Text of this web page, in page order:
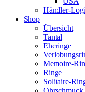
Händler-
Shop
Übersicht
Tantal
Eheringe
Memoire-
Ringe
Solitaire-
Ohrschmuck